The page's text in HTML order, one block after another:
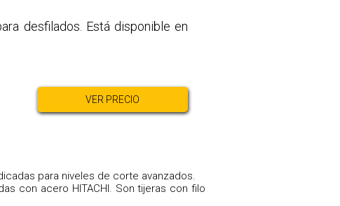
desfilados. Está disponible en
VER PRECIO
para niveles de corte avanzados.
con acero HITACHI. Son tijeras con filo